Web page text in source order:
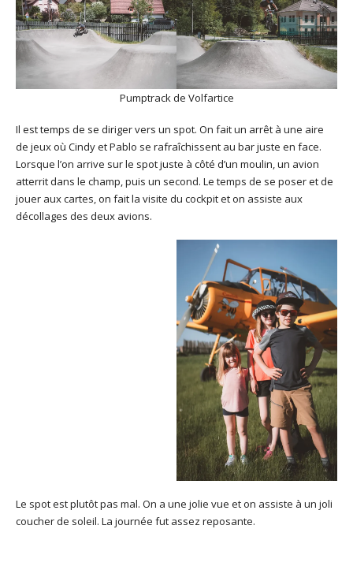
Pumptrack de Volfartice
Il est temps de se diriger vers un spot. On fait un arrêt à une aire
de jeux où Cindy et Pablo se rafraîchissent au bar juste en face.
Lorsque l’on arrive sur le spot juste à côté d’un moulin, un avion
atterrit dans le champ, puis un second. Le temps de se poser et de
jouer aux cartes, on fait la visite du cockpit et on assiste aux
décollages des deux avions.
Le spot est plutôt pas mal. On a une jolie vue et on assiste à un joli
coucher de soleil. La journée fut assez reposante.